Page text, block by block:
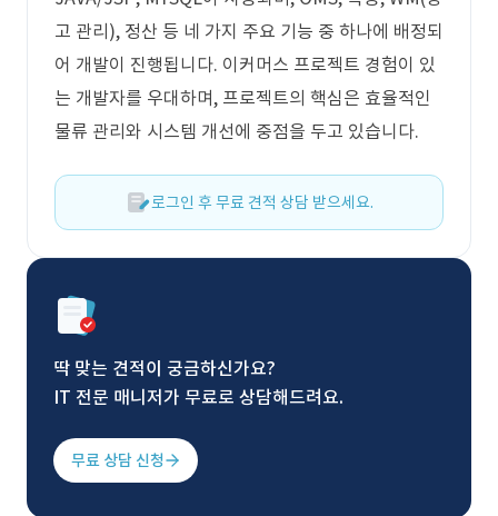
고 관리), 정산 등 네 가지 주요 기능 중 하나에 배정되
어 개발이 진행됩니다. 이커머스 프로젝트 경험이 있
는 개발자를 우대하며, 프로젝트의 핵심은 효율적인
물류 관리와 시스템 개선에 중점을 두고 있습니다.
로그인 후 무료 견적 상담 받으세요.
딱 맞는 견적이 궁금하신가요?
IT 전문 매니저가 무료로 상담해드려요.
무료 상담 신청